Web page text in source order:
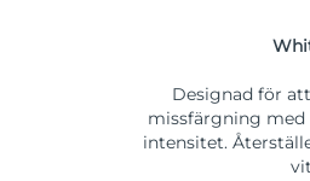
Designad för
missfärgning
intensitet.